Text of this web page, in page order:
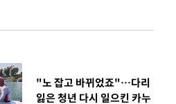
"노 잡고 바뀌었죠"…다리
잃은 청년 다시 일으킨 카누